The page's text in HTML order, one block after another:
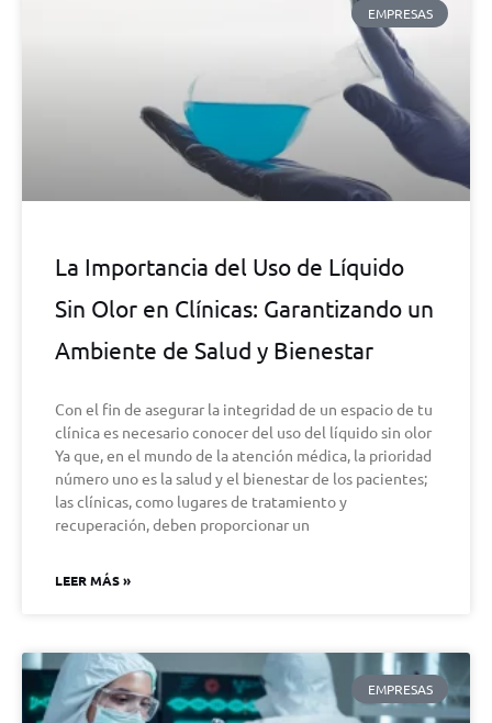
EMPRESAS
La Importancia del Uso de Líquido
Sin Olor en Clínicas: Garantizando un
Ambiente de Salud y Bienestar
Con el fin de asegurar la integridad de un espacio de tu
clínica es necesario conocer del uso del líquido sin olor
Ya que, en el mundo de la atención médica, la prioridad
número uno es la salud y el bienestar de los pacientes;
las clínicas, como lugares de tratamiento y
recuperación, deben proporcionar un
LEER MÁS »
EMPRESAS